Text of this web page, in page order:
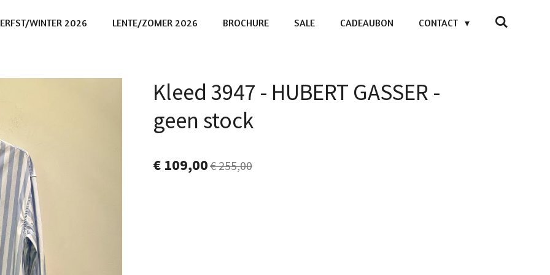
WINTER 2026 LENTE/ZOMER 2026 BROCHURE SALE CADEAUBON CONTACT
Kleed 3947 - HUBERT GASSER -
geen stock
€ 109,00€ 255,00